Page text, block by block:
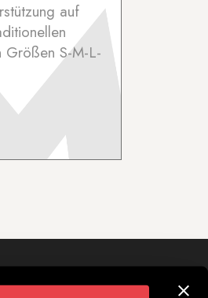
auf
S-M-L-